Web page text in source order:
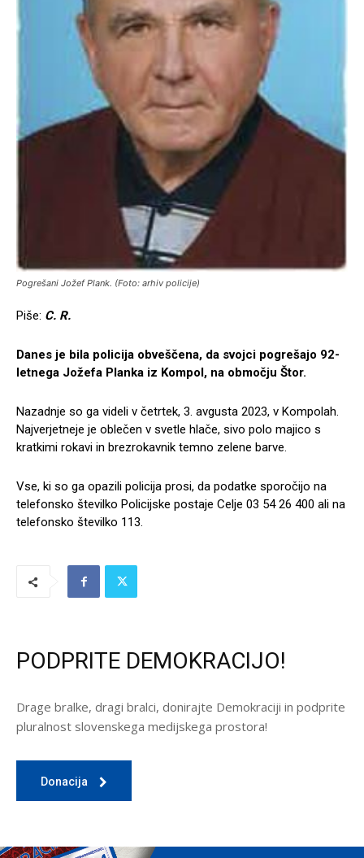
Pogrešani Jožef Plank. (Foto: arhiv policije)
Piše: C. R.
Danes je bila policija obveščena, da svojci pogrešajo 92-
letnega Jožefa Planka iz Kompol, na območju Štor.
Nazadnje so ga videli v četrtek, 3. avgusta 2023, v Kompolah.
Najverjetneje je oblečen v svetle hlače, sivo polo majico s
kratkimi rokavi in brezrokavnik temno zelene barve.
Vse, ki so ga opazili policija prosi, da podatke sporočijo na
telefonsko številko Policijske postaje Celje 03 54 26 400 ali na
telefonsko številko 113.
PODPRITE DEMOKRACIJO!
Drage bralke, dragi bralci, donirajte Demokraciji in podprite
pluralnost slovenskega medijskega prostora!
Donacija